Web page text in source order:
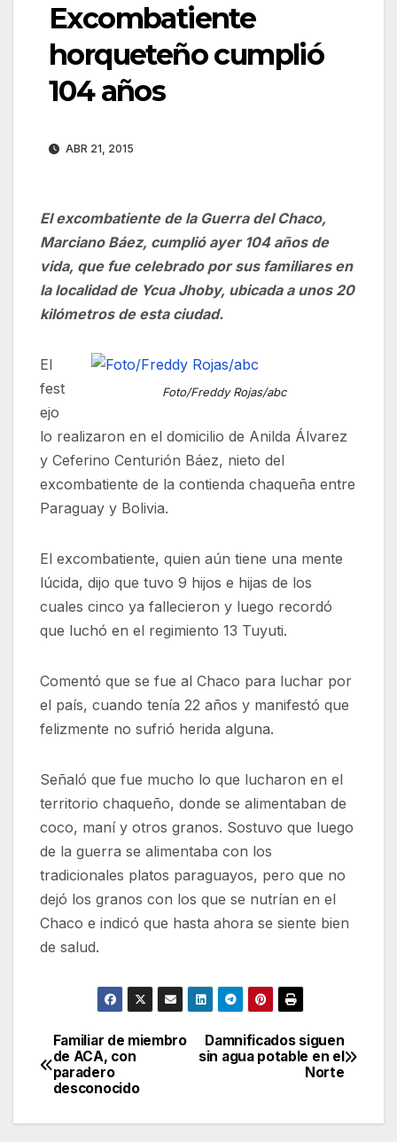
Excombatiente
horqueteño cumplió
104 años
ABR 21, 2015
El excombatiente de la Guerra del Chaco,
Marciano Báez, cumplió ayer 104 años de
vida, que fue celebrado por sus familiares en
la localidad de Ycua Jhoby, ubicada a unos 20
kilómetros de esta ciudad.
Foto/Freddy Rojas/abc
El
fest
ejo
lo realizaron en el domicilio de Anilda Álvarez
y Ceferino Centurión Báez, nieto del
excombatiente de la contienda chaqueña entre
Paraguay y Bolivia.
El excombatiente, quien aún tiene una mente
lúcida, dijo que tuvo 9 hijos e hijas de los
cuales cinco ya fallecieron y luego recordó
que luchó en el regimiento 13 Tuyuti.
Comentó que se fue al Chaco para luchar por
el país, cuando tenía 22 años y manifestó que
felizmente no sufrió herida alguna.
Señaló que fue mucho lo que lucharon en el
territorio chaqueño, donde se alimentaban de
coco, maní y otros granos. Sostuvo que luego
de la guerra se alimentaba con los
tradicionales platos paraguayos, pero que no
dejó los granos con los que se nutrían en el
Chaco e indicó que hasta ahora se siente bien
de salud.
Navegación
de
entradas
Damnificados siguen
sin agua potable en el
Norte
Familiar de miembro
de ACA, con
paradero
desconocido